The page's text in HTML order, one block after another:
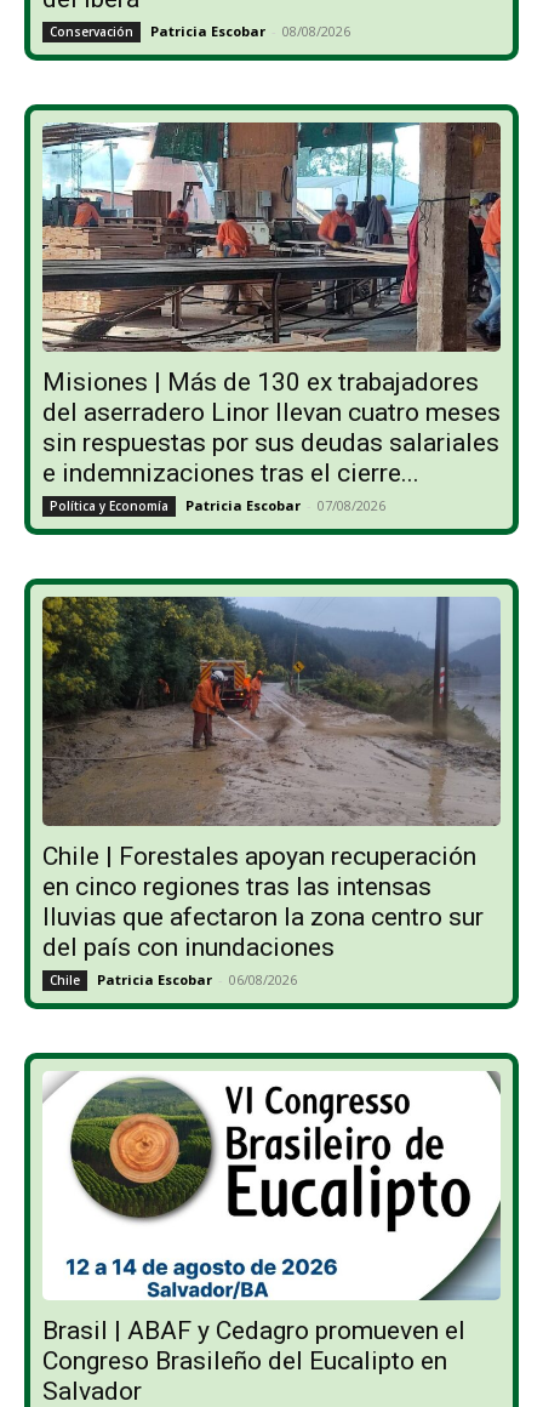
Conservación Patricia Escobar - 08/08/2026
Misiones | Más de 130 ex trabajadores
del aserradero Linor llevan cuatro meses
sin respuestas por sus deudas salariales
e indemnizaciones tras el cierre...
Política y Economía Patricia Escobar - 07/08/2026
Chile | Forestales apoyan recuperación
en cinco regiones tras las intensas
lluvias que afectaron la zona centro sur
del país con inundaciones
Chile Patricia Escobar - 06/08/2026
Brasil | ABAF y Cedagro promueven el
Congreso Brasileño del Eucalipto en
Salvador